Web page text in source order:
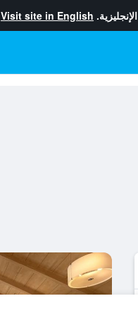
Visit site in English